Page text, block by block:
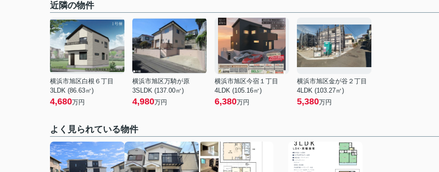
近隣の物件
横浜市旭区白根６丁目
3LDK (86.63㎡)
4,680万円
横浜市旭区万騎が原
3SLDK (137.00㎡)
4,980万円
横浜市旭区今宿１丁目
4LDK (105.16㎡)
6,380万円
横浜市旭区金が谷２丁目
4LDK (103.27㎡)
5,380万円
よく見られている物件